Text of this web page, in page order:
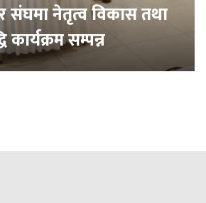
संघमा नेतृत्व विकास तथा
कार्यक्रम सम्पन्न